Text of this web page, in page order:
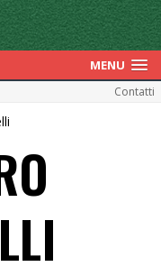
MENU
Contatti